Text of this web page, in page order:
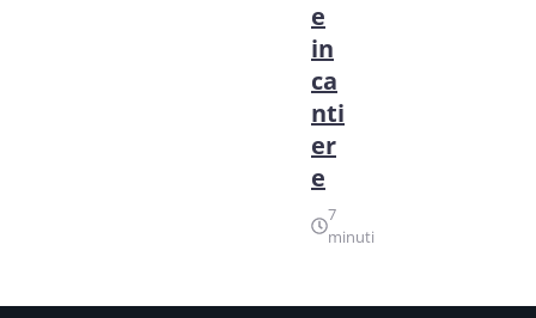
e
in
ca
nti
er
e
7
minuti